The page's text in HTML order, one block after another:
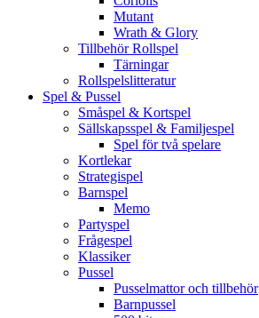
Mutant
Wrath & Glory
Tillbehör Rollspel
Tärningar
Rollspelslitteratur
Spel & Pussel
Småspel & Kortspel
Sällskapsspel & Familjespel
Spel för två spelare
Kortlekar
Strategispel
Barnspel
Memo
Partyspel
Frågespel
Klassiker
Pussel
Pusselmattor och tillbehör
Barnpussel